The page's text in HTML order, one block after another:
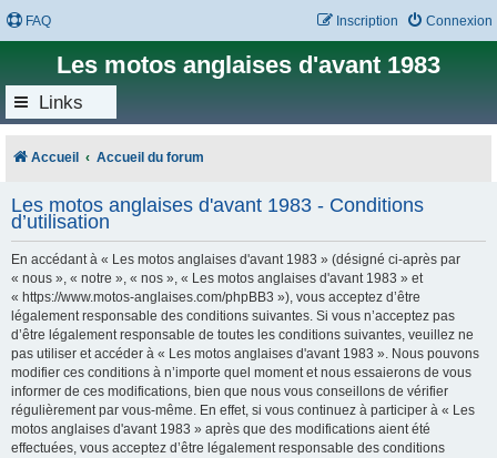
FAQ Connexion
Inscription
Les motos anglaises d'avant 1983
Links
Accueil Accueil du forum
Les motos anglaises d'avant 1983 - Conditions
d’utilisation
En accédant à « Les motos anglaises d'avant 1983 » (désigné ci-après par
« nous », « notre », « nos », « Les motos anglaises d'avant 1983 » et
« https://www.motos-anglaises.com/phpBB3 »), vous acceptez d’être
légalement responsable des conditions suivantes. Si vous n’acceptez pas
d’être légalement responsable de toutes les conditions suivantes, veuillez ne
pas utiliser et accéder à « Les motos anglaises d'avant 1983 ». Nous pouvons
modifier ces conditions à n’importe quel moment et nous essaierons de vous
informer de ces modifications, bien que nous vous conseillons de vérifier
régulièrement par vous-même. En effet, si vous continuez à participer à « Les
motos anglaises d'avant 1983 » après que des modifications aient été
effectuées, vous acceptez d’être légalement responsable des conditions